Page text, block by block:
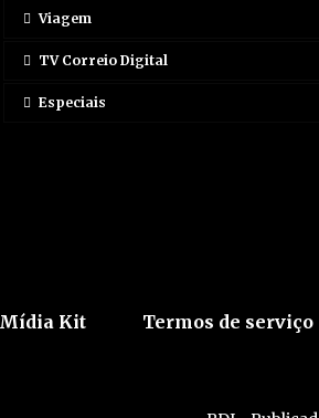
Viagem
TV Correio Digital
Especiais
Mídia Kit Termos de serviço